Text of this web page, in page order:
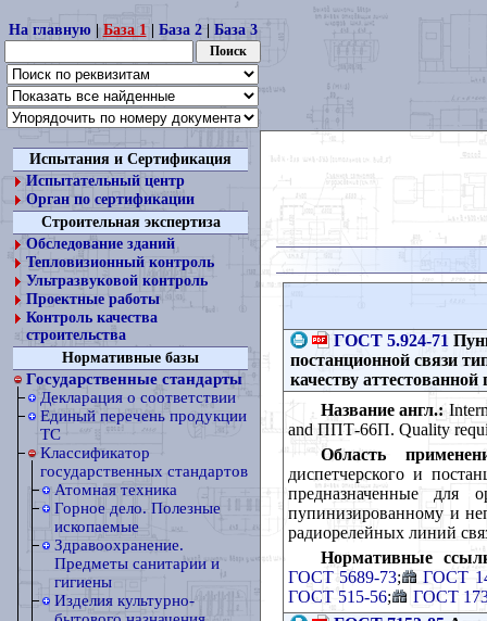
На главную| База 1| База 2| База 3
Испытания и Сертификация
Испытательный центр
Орган по сертификации
Строительная экспертиза
Обследование зданий
Тепловизионный контроль
Ультразвуковой контроль
Проектные работы
Контроль качества
строительства
Нормативные базы
Государственные стандарты
Декларация о соответствии
Единый перечень продукции
ТС
Классификатор
государственных стандартов
Атомная техника
Горное дело. Полезные
ископаемые
Здравоохранение.
Предметы санитарии и
гигиены
Изделия культурно-
ГОСТ 5.924-71
постанционной связи
качеству
Название англ.:
and ППТ-66П. Quality
Область
диспетчерского и
предназначенные для
пупинизированному и
радиорелейных линий
Нормативные
ГОСТ 5689-73;
ГОСТ
ГОСТ 515-56;
ГОСТ